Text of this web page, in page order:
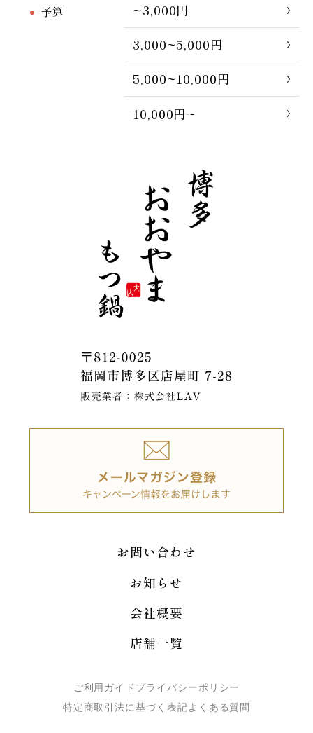
予算
~3,000円
3,000~5,000円
5,000~10,000円
10,000円~
お問い合わせ
お知らせ
会社概要
店舗一覧
ご利用ガイド プライバシーポリシー
特定商取引法に基づく表記よくある質問